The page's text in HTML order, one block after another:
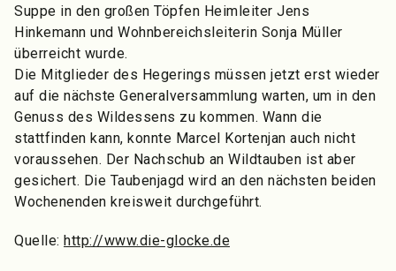
Suppe in den großen Töpfen Heimleiter Jens
Hinkemann und Wohnbereichsleiterin Sonja Müller
überreicht wurde.
Die Mitglieder des Hegerings müssen jetzt erst wieder
auf die nächste Generalversammlung warten, um in den
Genuss des Wildessens zu kommen. Wann die
stattfinden kann, konnte Marcel Kortenjan auch nicht
voraussehen. Der Nachschub an Wildtauben ist aber
gesichert. Die Taubenjagd wird an den nächsten beiden
Wochenenden kreisweit durchgeführt.
Quelle: http://www.die-glocke.de